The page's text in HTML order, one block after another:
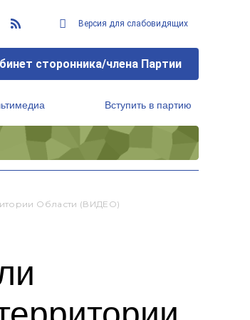
Версия для слабовидящих
сторонника/члена Партии
Вступить в партию
Области (ВИДЕО)